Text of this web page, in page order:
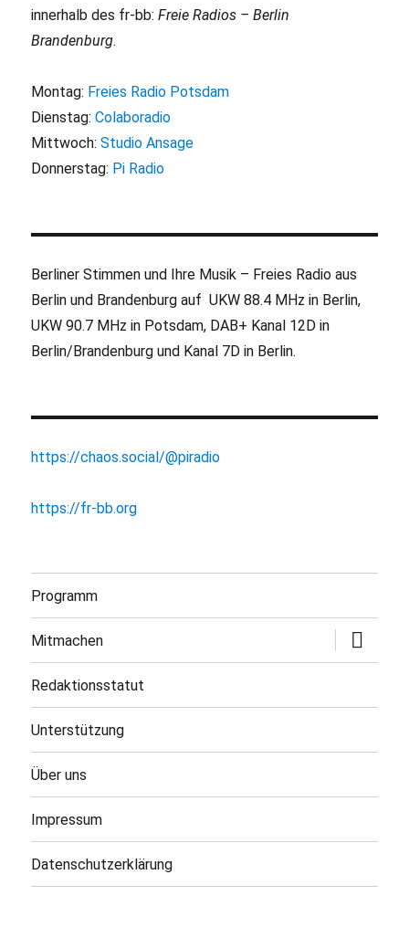
innerhalb des fr-bb:Freie Radios – Berlin
Brandenburg.
Montag: Freies Radio Potsdam
Dienstag:Colaboradio
Mittwoch:Studio Ansage
Donnerstag: Pi Radio
Berliner Stimmen und Ihre Musik – Freies Radio aus
Berlin und Brandenburg auf UKW 88.4 MHz in Berlin,
UKW 90.7 MHz in Potsdam, DAB+ Kanal 12D in
Berlin/Brandenburg und Kanal 7D in Berlin.
https://chaos.social/@piradio
https://fr-bb.org
Programm
Mitmachen
öffnen
Redaktionsstatut
Unterstützung
Über uns
Impressum
Datenschutzerklärung